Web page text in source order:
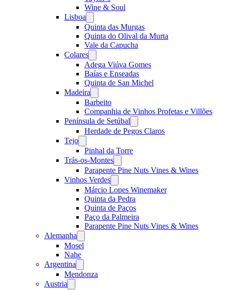
Wine & Soul
Lisboa
menu
Quinta das Murgas
Quinta do Olival da Murta
Vale da Capucha
Colares
menu
Adega Viúva Gomes
Baías e Enseadas
Quinta de San Michel
Madeira
menu
Barbeito
Companhia de Vinhos Profetas e Villões
Península de Setúbal
menu
Herdade de Pegos Claros
Tejo
menu
Pinhal da Torre
Trás-os-Montes
menu
Parapente Pine Nuts Vines & Wines
Vinhos Verdes
menu
Márcio Lopes Winemaker
Quinta da Pedra
Quinta de Paços
Paço da Palmeira
Parapente Pine Nuts Vines & Wines
Alemanha
menu
Mosel
Nahe
Argentina
menu
Mendonza
Austria